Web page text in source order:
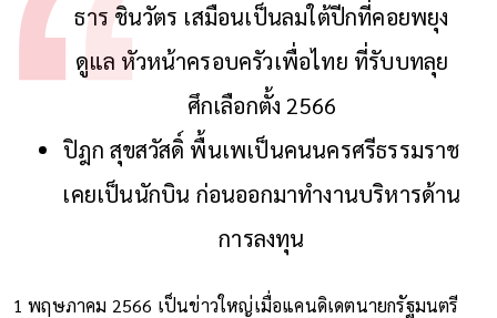
ธาร ชินวัตร เสมือนเป็นลมใต้ปีกที่คอยพยุง
ดูแล หัวหน้าครอบครัวเพื่อไทย ที่รับบทลุย
ศึกเลือกตั้ง 2566
ปิฎก สุขสวัสดิ์ พื้นเพเป็นคนนครศรีธรรมราช
เคยเป็นนักบิน ก่อนออกมาทำงานบริหารด้าน
การลงทุน
1 พฤษภาคม 2566 เป็นข่าวใหญ่เมื่อแคนดิเดตนายกรัฐมนตรี